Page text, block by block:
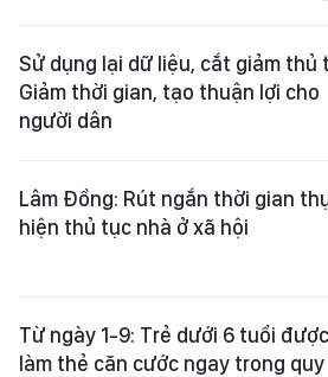
Sử dụng lại dữ liệu, cắt giảm thủ
Giảm thời gian, tạo thuận lợi cho
người dân
Lâm Đồng: Rút ngắn thời gian
hiện thủ tục nhà ở xã hội
Từ ngày 1-9: Trẻ dưới 6 tuổi được
làm thẻ căn cước ngay trong quy